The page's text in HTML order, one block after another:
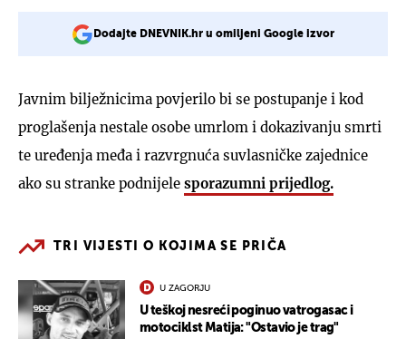
Dodajte DNEVNIK.hr u omiljeni Google izvor
Javnim bilježnicima povjerilo bi se postupanje i kod
proglašenja nestale osobe umrlom i dokazivanju smrti
te uređenja međa i razvrgnuća suvlasničke zajednice
ako su stranke podnijele sporazumni prijedlog.
TRI VIJESTI O KOJIMA SE PRIČA
U ZAGORJU
U teškoj nesreći poginuo vatrogasac i
motociklst Matija: "Ostavio je trag"